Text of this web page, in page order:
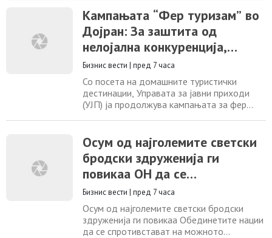
компании од енергетиката и Комората за
превенција, заштита од пожари и кризен
менаџмент, ССКМ го заокружи процесот на
пререгистрација и организациска
консолидација, информираат од
Комората. ССКМ, посочуваат,
Кампањата “Фер туризам” во
Дојран: За заштита од
нелојална конкуренција,
граѓаните да го плаќаат
данокот за издавање
недвижен имот
Бизнис вести | пред 7 часа
Со посета на домашните туристички
дестинации, Управата за јавни приходи
(УЈП) ја продолжува кампањата за фер
страна на сите граѓани кои оствариле
приход од издавање сместувачки
капацитети од секаков вид Во екот на
туристичката сезона, како што велат од
Осум од најголемите светски
бродски здруженија ги
повикаа ОН да се
спротивстават на можното
воведување патарини во
Ормуската Теснина
Бизнис вести | пред 7 часа
Осум од најголемите светски бродски
здруженија ги повикаа Обединетите нации
да се спротивстават на можното